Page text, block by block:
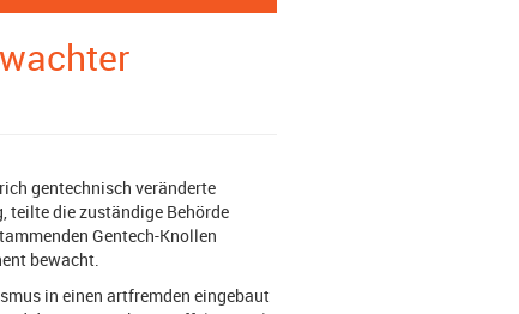
gentechnisch veränderte
teilte die zuständige Behörde
Gentech-Knollen
bewacht.
in einen artfremden eingebaut